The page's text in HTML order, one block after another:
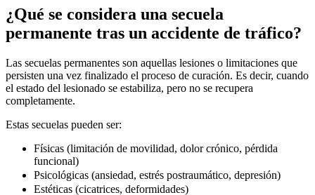
¿Qué se considera una secuela
permanente tras un accidente de tráfico?
Las secuelas permanentes son aquellas lesiones o limitaciones que
persisten una vez finalizado el proceso de curación. Es decir, cuando
el estado del lesionado se estabiliza, pero no se recupera
completamente.
Estas secuelas pueden ser:
Físicas (limitación de movilidad, dolor crónico, pérdida
funcional)
Psicológicas (ansiedad, estrés postraumático, depresión)
Estéticas (cicatrices, deformidades)